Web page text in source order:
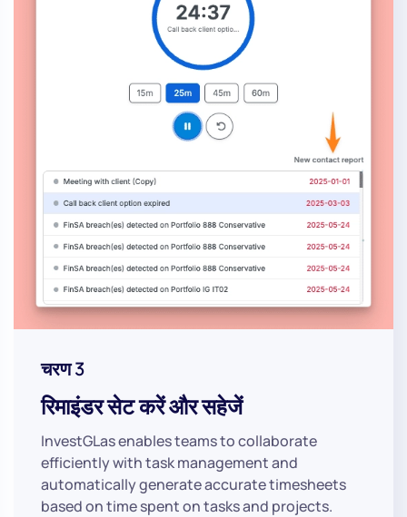
चरण 3
रिमाइंडर सेट करें और सहेजें
InvestGLas enables teams to collaborate
efficiently with task management and
automatically generate accurate timesheets
based on time spent on tasks and projects.